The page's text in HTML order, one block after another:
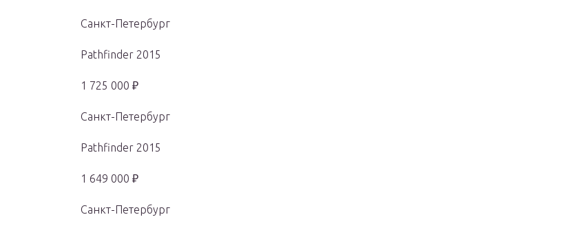
Санкт-Петербург
Pathfinder 2015
1 725 000 ₽
Санкт-Петербург
Pathfinder 2015
1 649 000 ₽
Санкт-Петербург